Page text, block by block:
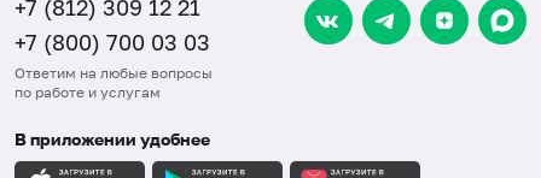
+7 (812) 309 12 21
+7 (800) 700 03 03
Ответим на любые вопросы
по работе и услугам
В приложении удобнее